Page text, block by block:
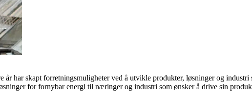
år har skapt forretningsmuligheter ved å utvikle produkter, løsninger og
for fornybar energi til næringer og industri som ønsker å drive sin